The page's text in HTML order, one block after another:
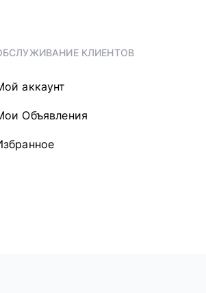
КЛИЕНТОВ
аккаунт
Объявления